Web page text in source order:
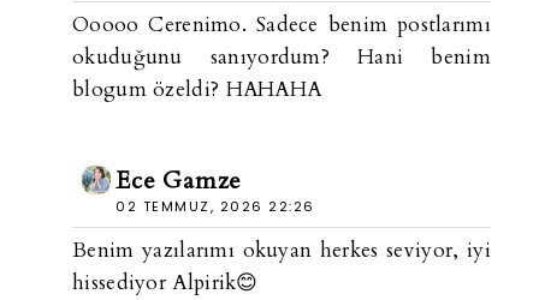
Ooooo Cerenimo. Sadece benim postlarımı
okuduğunu sanıyordum? Hani benim
blogum özeldi? HAHAHA
Ece Gamze
02 TEMMUZ, 2026 22:26
Benim yazılarımı okuyan herkes seviyor, iyi
hissediyor Alpirik😊